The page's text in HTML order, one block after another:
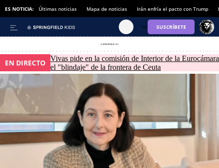
ES NOTICIA: Últimas noticias Mapa de noticias Irán enfría el pacto con Trump
EN DIRECTO Vivas pide en la comisión de Interior de la Eurocámara
el "blindaje" de la frontera de Ceuta